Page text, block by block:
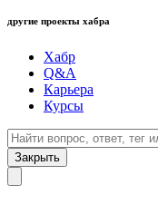
другие проекты хабра
Хабр
Q&A
Карьера
Курсы
Закрыть